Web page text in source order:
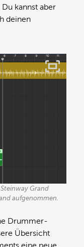
kannst aber
deinen
Grand
aufgenommen.
Drummer-
Übersicht